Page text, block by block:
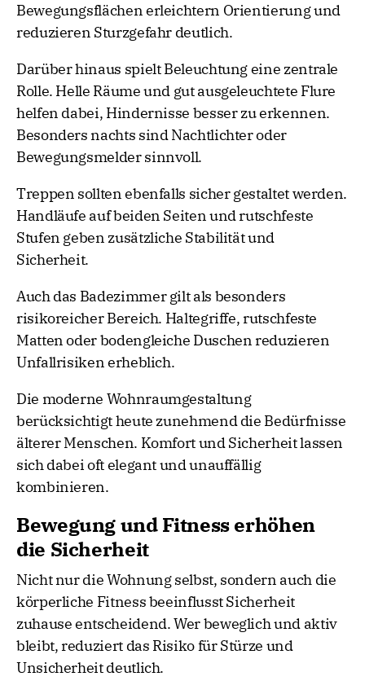
Bewegungsflächen erleichtern Orientierung und
reduzieren Sturzgefahr deutlich.
Darüber hinaus spielt Beleuchtung eine zentrale
Rolle. Helle Räume und gut ausgeleuchtete Flure
helfen dabei, Hindernisse besser zu erkennen.
Besonders nachts sind Nachtlichter oder
Bewegungsmelder sinnvoll.
Treppen sollten ebenfalls sicher gestaltet werden.
Handläufe auf beiden Seiten und rutschfeste
Stufen geben zusätzliche Stabilität und
Sicherheit.
Auch das Badezimmer gilt als besonders
risikoreicher Bereich. Haltegriffe, rutschfeste
Matten oder bodengleiche Duschen reduzieren
Unfallrisiken erheblich.
Die moderne Wohnraumgestaltung
berücksichtigt heute zunehmend die Bedürfnisse
älterer Menschen. Komfort und Sicherheit lassen
sich dabei oft elegant und unauffällig
kombinieren.
Bewegung und Fitness erhöhen
die Sicherheit
Nicht nur die Wohnung selbst, sondern auch die
körperliche Fitness beeinflusst Sicherheit
zuhause entscheidend. Wer beweglich und aktiv
bleibt, reduziert das Risiko für Stürze und
Unsicherheit deutlich.